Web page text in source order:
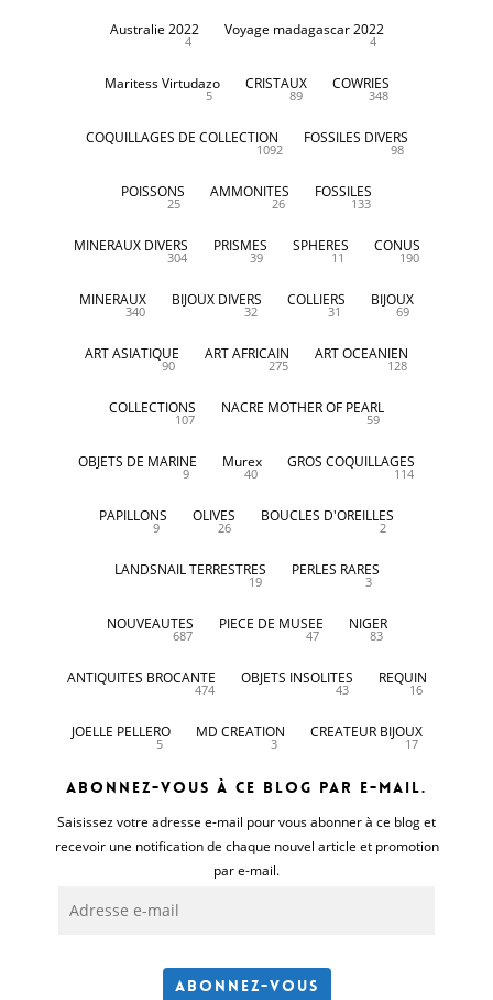
Australie 2022
4
Voyage madagascar 2022
4
Maritess Virtudazo
5
CRISTAUX
89
COWRIES
348
COQUILLAGES DE COLLECTION
1092
FOSSILES DIVERS
98
POISSONS
25
AMMONITES
26
FOSSILES
133
MINERAUX DIVERS
304
PRISMES
39
SPHERES
11
CONUS
190
MINERAUX
340
BIJOUX DIVERS
32
COLLIERS
31
BIJOUX
69
ART ASIATIQUE
90
ART AFRICAIN
275
ART OCEANIEN
128
COLLECTIONS
107
NACRE MOTHER OF PEARL
59
OBJETS DE MARINE
9
Murex
40
GROS COQUILLAGES
114
PAPILLONS
9
OLIVES
26
BOUCLES D'OREILLES
2
LANDSNAIL TERRESTRES
19
PERLES RARES
3
NOUVEAUTES
687
PIECE DE MUSEE
47
NIGER
83
ANTIQUITES BROCANTE
474
OBJETS INSOLITES
43
REQUIN
16
JOELLE PELLERO
5
MD CREATION
3
CREATEUR BIJOUX
17
Abonnez-vous à ce blog par e-mail.
Saisissez votre adresse e-mail pour vous abonner à ce blog et
recevoir une notification de chaque nouvel article et promotion
par e-mail.
e-
Abonnez-vous